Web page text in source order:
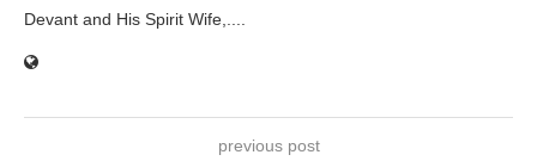
Devant and His Spirit Wife,....
previous post